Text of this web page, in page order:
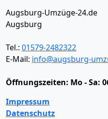
Augsburg-Umzüge-24.de
Augsburg
Tel.: 01579-2482322
E-Mail: info@augsburg-
Öffnungszeiten: Mo - Sa:
Impressum
Datenschutz